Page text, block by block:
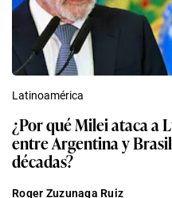
Latinoamérica
¿Por qué Milei ataca a
entre Argentina y
décadas?
Roger Zuzunaga Ruiz